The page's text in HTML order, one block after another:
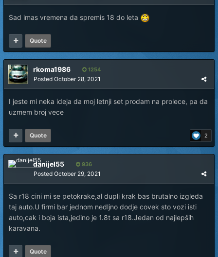
Sad imas vremena da spremis 18 do leta
Quote
rkoma1986 1254
Posted October 28, 2021
I jeste mi neka ideja da moj letnji set prodam na prolece, pa da
uzmem broj vece
2
Quote
danijel55 936
Posted October 29, 2021
Sa r18 cini mi se petokrake,al dupli krak bas brutalno izgleda
taj auto.U firmi bar jednom nedljno dodje covek sto vozi isti
auto,cak i boja ista,jedino je 1.8t sa r18.Jedan od najlepših
karavana.
Quote